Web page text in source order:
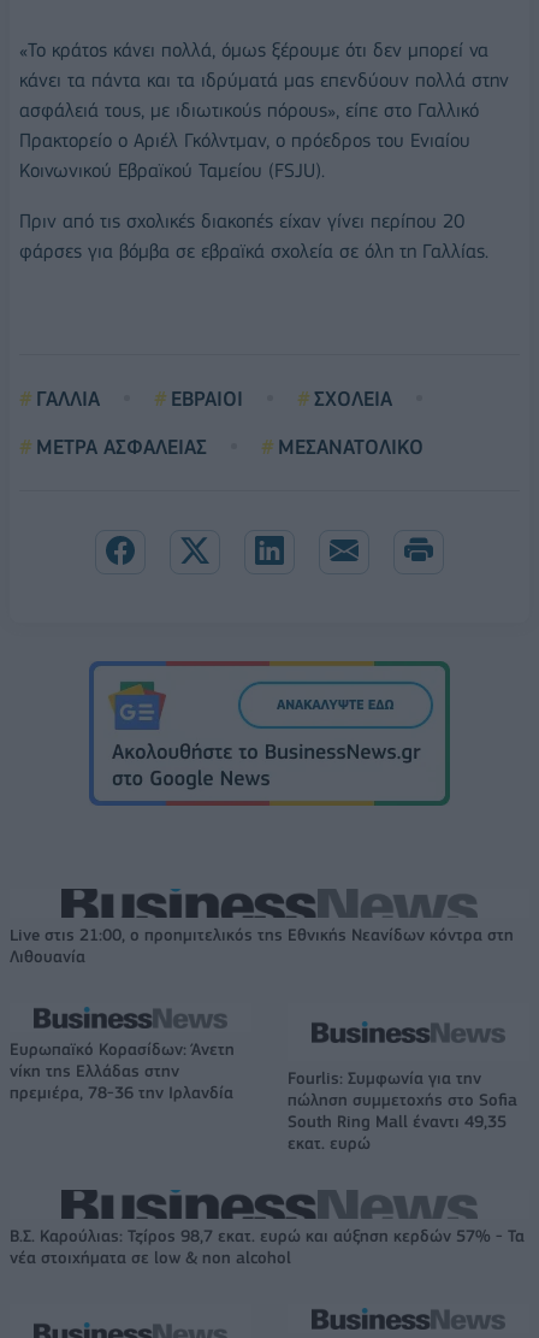
«Το κράτος κάνει πολλά, όμως ξέρουμε ότι δεν μπορεί να
κάνει τα πάντα και τα ιδρύματά μας επενδύουν πολλά στην
ασφάλειά τους, με ιδιωτικούς πόρους», είπε στο Γαλλικό
Πρακτορείο ο Αριέλ Γκόλντμαν, ο πρόεδρος του Ενιαίου
Κοινωνικού Εβραϊκού Ταμείου (FSJU).
Πριν από τις σχολικές διακοπές είχαν γίνει περίπου 20
φάρσες για βόμβα σε εβραϊκά σχολεία σε όλη τη Γαλλίας.
ΓΑΛΛΙΑ ΕΒΡΑΙΟΙ
ΣΧΟΛΕΙΑ
ΜΕΤΡΑ ΑΣΦΑΛΕΙΑΣ
ΜΕΣΑΝΑΤΟΛΙΚΟ
Live στις 21:00, ο προημιτελικός της Εθνικής Νεανίδων κόντρα στη
Λιθουανία
Ευρωπαϊκό Κορασίδων: Άνετη
νίκη της Ελλάδας στην
πρεμιέρα, 78-36 την Ιρλανδία
Fourlis: Συμφωνία για την
πώληση συμμετοχής στο Sofia
South Ring Mall έναντι 49,35
εκατ. ευρώ
Β.Σ. Καρούλιας: Τζίρος 98,7 εκατ. ευρώ και αύξηση κερδών 57% - Τα
νέα στοιχήματα σε low & non alcohol